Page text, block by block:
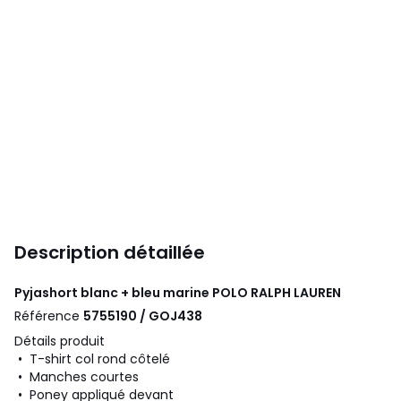
Description détaillée
Pyjashort blanc + bleu marine POLO RALPH LAUREN
Référence 5755190 / GOJ438
Détails produit
• T-shirt col rond côtelé
• Manches courtes
• Poney appliqué devant